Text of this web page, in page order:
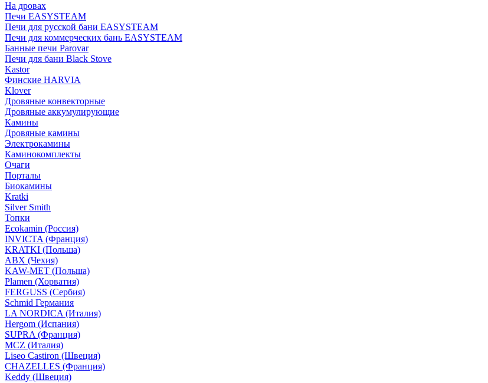
На дровах
Печи EASYSTEAM
Печи для русской бани EASYSTEAM
Печи для коммерческих бань EASYSTEAM
Банные печи Parovar
Печи для бани Black Stove
Kastor
Финские HARVIA
Klover
Дровяные конвекторные
Дровяные аккумулирующие
Камины
Дровяные камины
Электрокамины
Каминокомплекты
Очаги
Порталы
Биокамины
Kratki
Silver Smith
Топки
Ecokamin (Россия)
INVICTA (Франция)
KRATKI (Польша)
ABX (Чехия)
KAW-MET (Польша)
Plamen (Хорватия)
FERGUSS (Сербия)
Schmid Германия
LA NORDICA (Италия)
Hergom (Испания)
SUPRA (Франция)
MCZ (Италия)
Liseo Castiron (Швеция)
CHAZELLES (Франция)
Keddy (Швеция)